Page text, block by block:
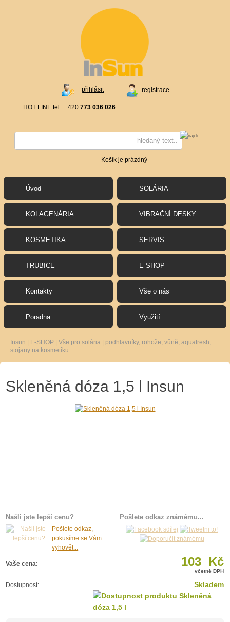
registrace
přihlásit
HOT LINE tel.: +420 773 036 026
Košík je prázdný
Úvod SOLÁRIA
KOLAGENÁRIA VIBRAČNÍ DESKY
KOSMETIKA SERVIS
TRUBICE E-SHOP
Kontakty Vše o nás
Poradna Využití
Insun E-SHOP Vše pro solária
podhlavníky, rohože, vůně, aquafresh,
stojany na kosmetiku
Skleněná dóza 1,5 l Insun
Našli jste lepší cenu?
Pošlete odkaz,
pokusíme se Vám
vyhovět...
Pošlete odkaz známému...
Vaše cena: 103 Kč
včetně DPH
Dostupnost: Skladem